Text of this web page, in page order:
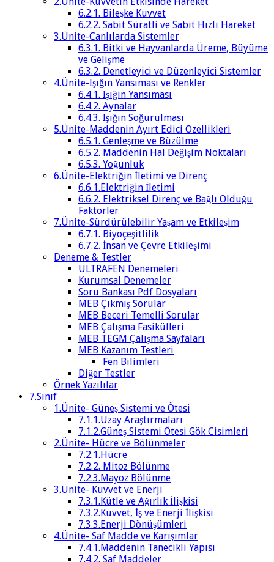
6.2.1. Bileşke Kuvvet
6.2.2. Sabit Süratli ve Sabit Hızlı Hareket
3.Ünite-Canlılarda Sistemler
6.3.1. Bitki ve Hayvanlarda Üreme, Büyüme
ve Gelişme
6.3.2. Denetleyici ve Düzenleyici Sistemler
4.Ünite-Işığın Yansıması ve Renkler
6.4.1. Işığın Yansıması
6.4.2. Aynalar
6.4.3. Işığın Soğurulması
5.Ünite-Maddenin Ayırt Edici Özellikleri
6.5.1. Genleşme ve Büzülme
6.5.2. Maddenin Hal Değişim Noktaları
6.5.3. Yoğunluk
6.Ünite-Elektriğin İletimi ve Direnç
6.6.1.Elektriğin İletimi
6.6.2. Elektriksel Direnç ve Bağlı Olduğu
Faktörler
7.Ünite-Sürdürülebilir Yaşam ve Etkileşim
6.7.1. Biyoçeşitlilik
6.7.2. İnsan ve Çevre Etkileşimi
Deneme & Testler
ULTRAFEN Denemeleri
Kurumsal Denemeler
Soru Bankası Pdf Dosyaları
MEB Çıkmış Sorular
MEB Beceri Temelli Sorular
MEB Çalışma Fasikülleri
MEB TEGM Çalışma Sayfaları
MEB Kazanım Testleri
Fen Bilimleri
Diğer Testler
Örnek Yazılılar
7.Sınıf
1.Ünite- Güneş Sistemi ve Ötesi
7.1.1.Uzay Araştırmaları
7.1.2.Güneş Sistemi Ötesi Gök Cisimleri
2.Ünite- Hücre ve Bölünmeler
7.2.1.Hücre
7.2.2. Mitoz Bölünme
7.2.3.Mayoz Bölünme
3.Ünite- Kuvvet ve Enerji
7.3.1.Kütle ve Ağırlık İlişkisi
7.3.2.Kuvvet, İş ve Enerji İlişkisi
7.3.3.Enerji Dönüşümleri
4.Ünite- Saf Madde ve Karışımlar
7.4.1.Maddenin Tanecikli Yapısı
7.4.2. Saf Maddeler